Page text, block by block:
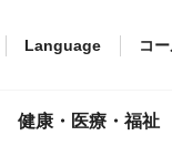
Language コ
健康・医療・福祉